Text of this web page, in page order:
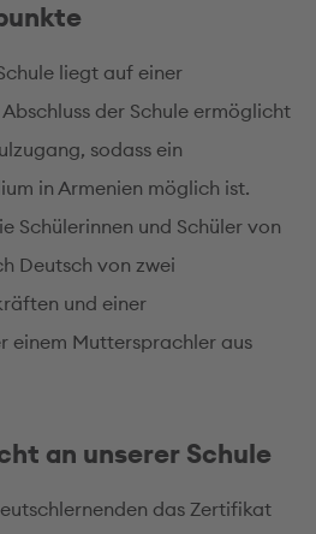
liegt auf einer
der Schule ermöglicht
sodass ein
in Armenien möglich ist.
Schülerinnen und Schüler von
Deutsch von zwei
und einer
einem Muttersprachler aus
an unserer Schule
das Zertifikat